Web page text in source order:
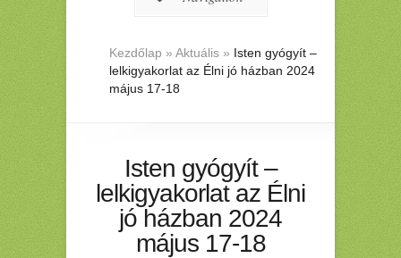
Kezdőlap » Aktuális » Isten gyógyít –
lelkigyakorlat az Élni jó házban 2024
május 17-18
Isten gyógyít –
lelkigyakorlat az Élni
jó házban 2024
május 17-18